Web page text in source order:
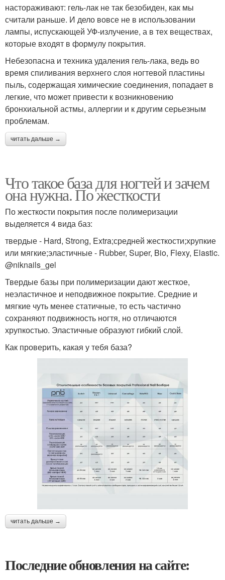
настораживают: гель-лак не так безобиден, как мы
считали раньше. И дело вовсе не в использовании
лампы, испускающей УФ-излучение, а в тех веществах,
которые входят в формулу покрытия.
Небезопасна и техника удаления гель-лака, ведь во
время спиливания верхнего слоя ногтевой пластины
пыль, содержащая химические соединения, попадает в
легкие, что может привести к возникновению
бронхиальной астмы, аллергии и к другим серьезным
проблемам.
читать дальше →
Что такое база для ногтей и зачем
она нужна. По жесткости
По жесткости покрытия после полимеризации
выделяется 4 вида баз:
твердые - Hard, Strong, Extra;средней жесткости;хрупкие
или мягкие;эластичные - Rubber, Super, Bio, Flexy, Elastic.
@niknails_gel
Твердые базы при полимеризации дают жесткое,
неэластичное и неподвижное покрытие. Средние и
мягкие чуть менее статичные, то есть частично
сохраняют подвижность ногтя, но отличаются
хрупкостью. Эластичные образуют гибкий слой.
Как проверить, какая у тебя база?
читать дальше →
Последние обновления на сайте: